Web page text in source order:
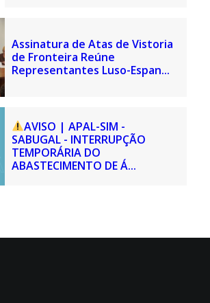
Assinatura de Atas de Vistoria
de Fronteira Reúne
Representantes Luso-Espan...
AVISO | APAL-SIM -
SABUGAL - INTERRUPÇÃO
TEMPORÁRIA DO
ABASTECIMENTO DE Á...